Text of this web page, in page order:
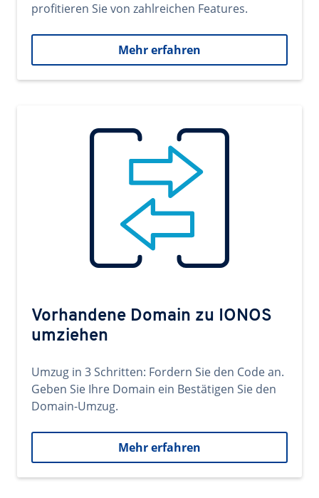
profitieren Sie von zahlreichen Features.
Mehr erfahren
Vorhandene Domain zu IONOS
umziehen
Umzug in 3 Schritten: Fordern Sie den Code an.
Geben Sie Ihre Domain ein Bestätigen Sie den
Domain-Umzug.
Mehr erfahren